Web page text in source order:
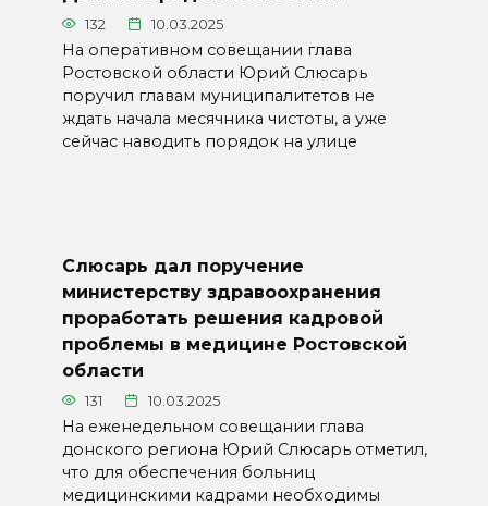
132 10.03.2025
На оперативном совещании глава
Ростовской области Юрий Слюсарь
поручил главам муниципалитетов не
ждать начала месячника чистоты, а уже
сейчас наводить порядок на улице
Слюсарь дал поручение
министерству здравоохранения
проработать решения кадровой
проблемы в медицине Ростовской
области
131 10.03.2025
На еженедельном совещании глава
донского региона Юрий Слюсарь отметил,
что для обеспечения больниц
медицинскими кадрами необходимы